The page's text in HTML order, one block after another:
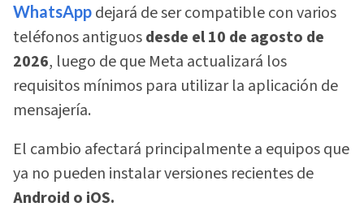
WhatsApp dejará de ser compatible con varios
teléfonos antiguosdesde el 10 de agosto de
2026, luego de que Meta actualizará los
requisitos mínimos para utilizar la aplicación de
mensajería.
El cambio afectará principalmente a equipos que
ya no pueden instalar versiones recientes de
Android o iOS.